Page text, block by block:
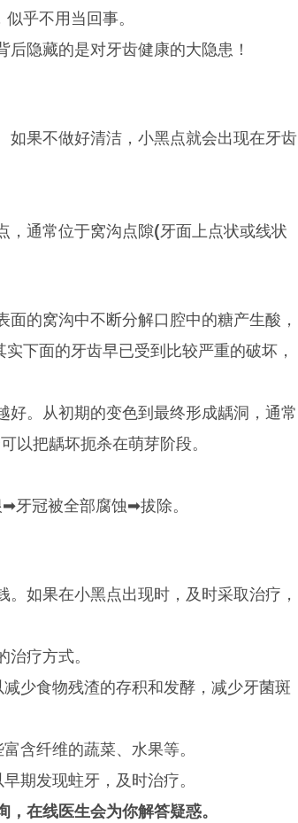
乎不用当回事。
隐藏的是对牙齿健康的大隐患！
果不做好清洁，小黑点就会出现在牙齿
通常位于窝沟点隙(牙面上点状或线状
的窝沟中不断分解口腔中的糖产生酸，
下面的牙齿早已受到比较严重的破坏，
。从初期的变色到最终形成龋洞，通常
以把龋坏扼杀在萌芽阶段。
冠被全部腐蚀➡拔除。
如果在小黑点出现时，及时采取治疗，
疗方式。
食物残渣的存积和发酵，减少牙菌斑
纤维的蔬菜、水果等。
发现蛀牙，及时治疗。
在线医生会为你解答疑惑。